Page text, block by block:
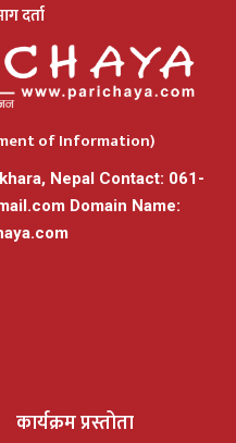
दर्ता
of Information)
Nepal Contact: 061-
Domain Name:
कार्यक्रम प्रस्तोता